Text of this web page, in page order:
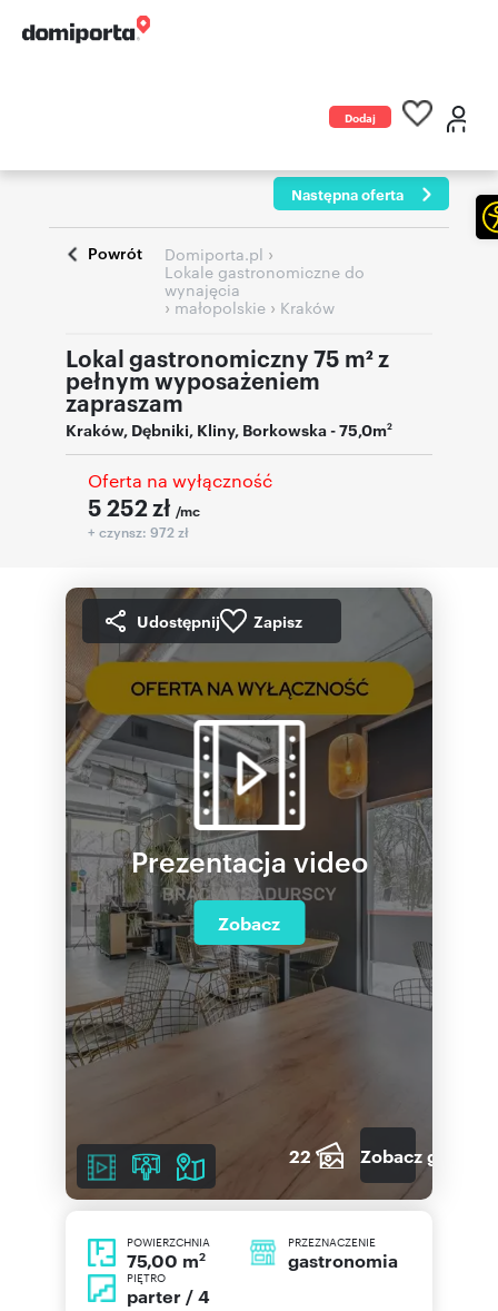
Dodaj
Następna oferta
Powrót Domiporta.pl ›
Lokale gastronomiczne do
wynajęcia
› małopolskie › Kraków
Lokal gastronomiczny 75 m² z
pełnym wyposażeniem
zapraszam
Kraków, Dębniki, Kliny, Borkowska- 75,0m2
Oferta na wyłączność
5 252zł /mc
+ czynsz: 972 zł
Udostępnij Zapisz
Prezentacja video
Zobacz
22 Zobacz galerię
POWIERZCHNIA
75,00 m2
PRZEZNACZENIE
gastronomia
PIĘTRO
parter / 4